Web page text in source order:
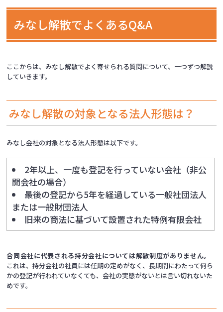
みなし解散でよくあるQ&A
ここからは、みなし解散でよく寄せられる質問について、一つずつ解説
していきます。
みなし解散の対象となる法人形態は？
みなし会社の対象となる法人形態は以下です。
2年以上、一度も登記を行っていない会社（非公
開会社の場合）
最後の登記から5年を経過している一般社団法人
または一般財団法人
旧来の商法に基づいて設置された特例有限会社
合同会社に代表される持分会社については解散制度がありません。
これは、持分会社の社員には任期の定めがなく、長期間にわたって何ら
かの登記が行われていなくても、会社の実態がないとは言い切れないた
めです。